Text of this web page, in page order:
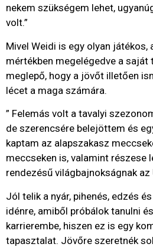
nekem szükségem lehet,
volt.”
Mivel Weidi is egy olyan játékos,
mértékben megelégedve a saját
meglepő, hogy a jövőt illetően
lécet a maga számára.
” Felemás volt a tavalyi
de szerencsére belejöttem és
kaptam az alapszakasz
meccseken is, valamint részese
rendezésű világbajnokságnak
Jól telik a nyár, pihenés, edzés
idénre, amiből próbálok tanulni
karrierembe, hiszen ez is egy
tapasztalat. Jövőre szeretnék